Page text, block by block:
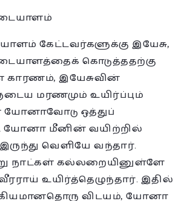
கேட்டவர்களுக்கு இயேசு,
கொடுத்ததற்கு
காரணம், இயேசுவின்
மரணமும் உயிர்ப்பும்
ஒத்துப்
மீனின் வயிற்றில்
வெளியே வந்தார்.
நாட்கள் கல்லறையினுள்ளே
உயிர்த்தெழுந்தார். இதில்
விடயம், யோனா